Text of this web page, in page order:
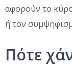
αφορούν το
ή τον
Πότε